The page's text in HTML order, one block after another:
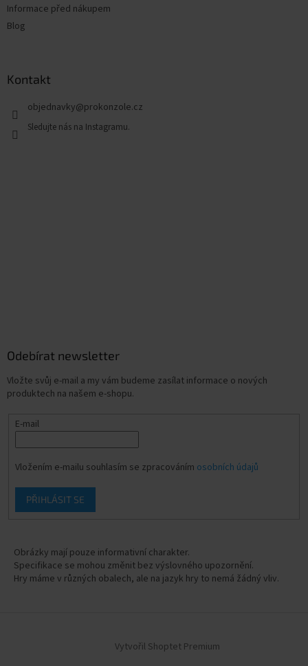
Informace před nákupem
Blog
Kontakt
objednavky@prokonzole.cz
Odebírat newsletter
Vložte svůj e-mail a my vám budeme zasílat informace o nových
produktech na našem e-shopu.
E-mail
Vložením e-mailu souhlasím se zpracováním osobních údajů
PŘIHLÁSIT SE
Obrázky mají pouze informativní charakter.
Specifikace se mohou změnit bez výslovného upozornění.
Hry máme v různých obalech, ale na jazyk hry to nemá žádný vliv.
Vytvořil Shoptet Premium